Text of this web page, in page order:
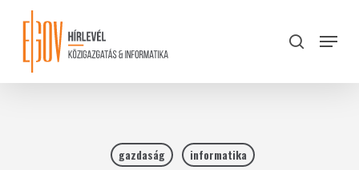
content
search
Menu
gazdaság informatika
Close